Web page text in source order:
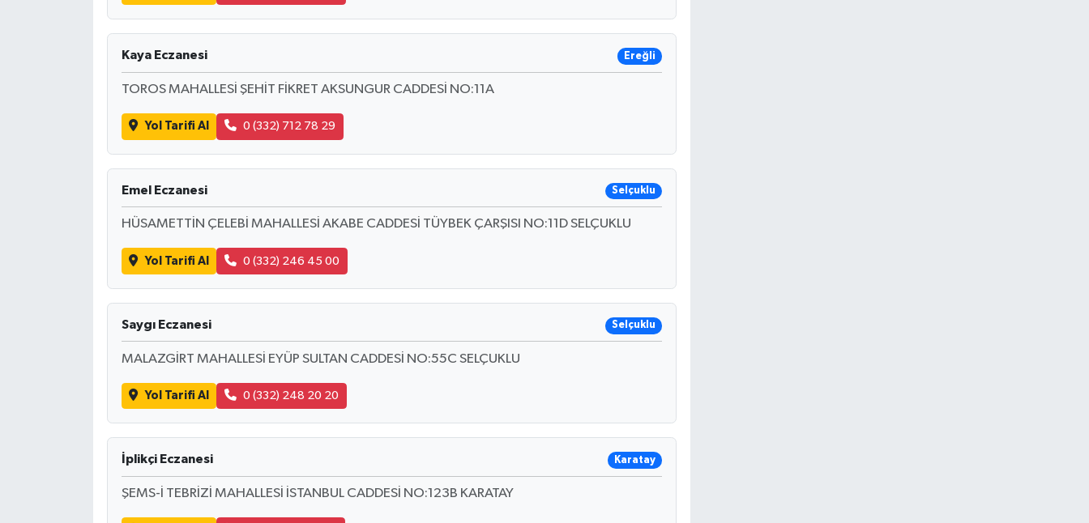
Kaya Eczanesi Ereğli
TOROS MAHALLESİ ŞEHİT FİKRET AKSUNGUR CADDESİ NO:11A
Yol Tarifi Al 0 (332) 712 78 29
Emel Eczanesi Selçuklu
HÜSAMETTİN ÇELEBİ MAHALLESİ AKABE CADDESİ TÜYBEK ÇARŞISI NO:11D SELÇUKLU
Yol Tarifi Al 0 (332) 246 45 00
Saygı Eczanesi Selçuklu
MALAZGİRT MAHALLESİ EYÜP SULTAN CADDESİ NO:55C SELÇUKLU
Yol Tarifi Al 0 (332) 248 20 20
İplikçi Eczanesi Karatay
ŞEMS-İ TEBRİZİ MAHALLESİ İSTANBUL CADDESİ NO:123B KARATAY